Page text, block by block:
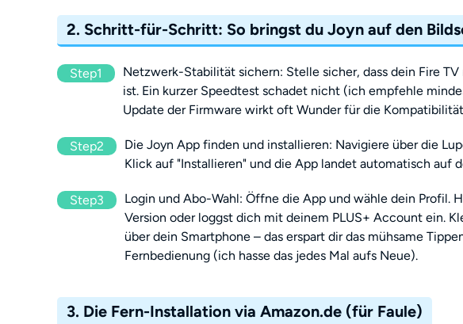
2. Schritt-für-Schritt: So bringst du Joyn auf den
Step1
Netzwerk-Stabilität sichern: Stelle sicher, dass dein Fire
ist. Ein kurzer Speedtest schadet nicht (ich empfehle
Update der Firmware wirkt oft Wunder für die
Step2
Die Joyn App finden und installieren: Navigiere über die
Klick auf "Installieren" und die App landet automatisch auf
Step3
Login und Abo-Wahl: Öffne die App und wähle dein Profil.
Version oder loggst dich mit deinem PLUS+ Account ein.
über dein Smartphone – das erspart dir das mühsame
Fernbedienung (ich hasse das jedes Mal aufs Neue).
3. Die Fern-Installation via Amazon.de (für Faule)